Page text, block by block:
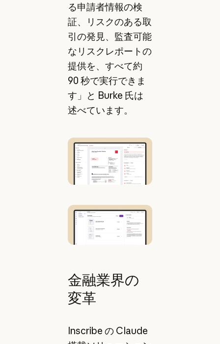
る申請者情報の検
証、リスクのある取
引の発見、監査可能
なリスクレポートの
提供を、すべて約
90 秒で実行できま
す」と Burke 氏は
述べています。
金融業界の
変革
Inscribe の Claude